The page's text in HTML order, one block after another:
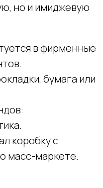
но и имиджевую
в фирменные
бумага или
коробку с
масс-маркете.